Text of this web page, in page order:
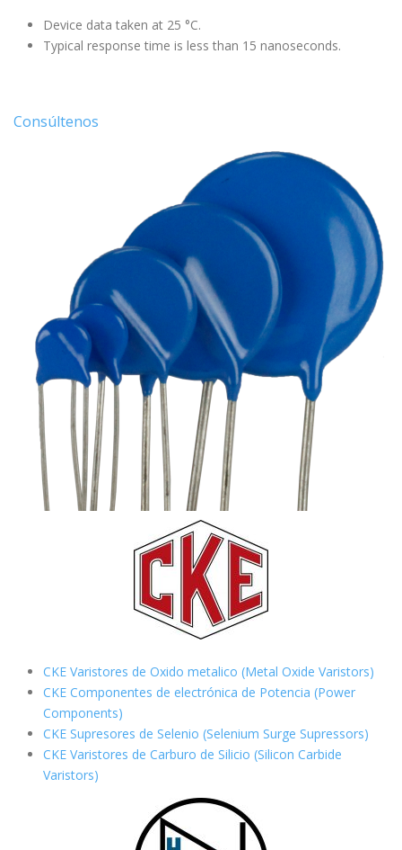
Device data taken at 25 °C.
Typical response time is less than 15 nanoseconds.
Consúltenos
CKE Varistores de Oxido metalico (Metal Oxide Varistors)
CKE Componentes de electrónica de Potencia (Power
Components)
CKE Supresores de Selenio (Selenium Surge Supressors)
CKE Varistores de Carburo de Silicio (Silicon Carbide
Varistors)